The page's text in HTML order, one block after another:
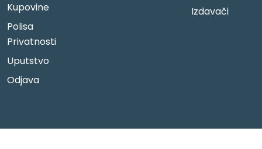
Kupovine
Polisa
Privatnosti
Uputstvo
Odjava
Izdavači